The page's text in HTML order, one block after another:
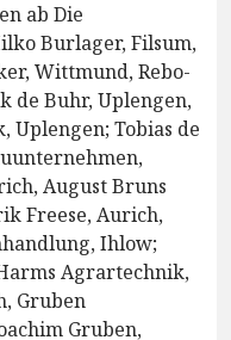
ab Die
Burlager, Filsum,
Wittmund, Rebo-
de Buhr, Uplengen,
Uplengen; Tobias de
August Bruns
Freese, Aurich,
Ihlow;
Agrartechnik,
Gruben
Gruben,